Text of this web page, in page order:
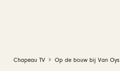
Chapeau TV Op de bouw bij Van Oys